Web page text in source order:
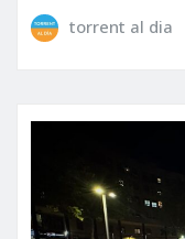
torrent al dia